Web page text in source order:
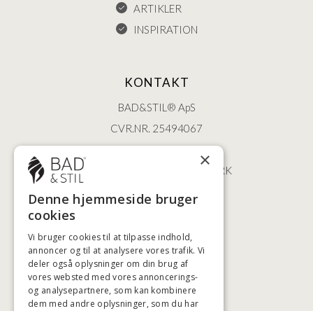
ARTIKLER
INSPIRATION
KONTAKT
BAD&STIL® ApS
CVR.NR. 25494067
ØSTERBROGADE 202
2100 KØBENHAVN • DANMARK
+45 3920 5084
HØJESTE KREDITVÆRDIGHED
×
Denne hjemmeside bruger
cookies
Vi bruger cookies til at tilpasse indhold,
annoncer og til at analysere vores trafik. Vi
deler også oplysninger om din brug af
vores websted med vores annoncerings-
og analysepartnere, som kan kombinere
dem med andre oplysninger, som du har